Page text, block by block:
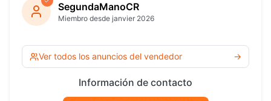
SegundaManoCR
Miembro desde janvier 2026
Ver todos los anuncios del vendedor →
Información de contacto